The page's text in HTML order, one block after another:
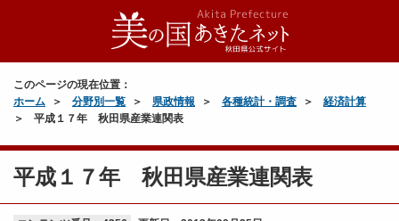
このページの現在位置：
ホーム
分野別一覧 県政情報 各種統計・調査
経済計算
平成１７年 秋田県産業連関表
平成１７年 秋田県産業連関表